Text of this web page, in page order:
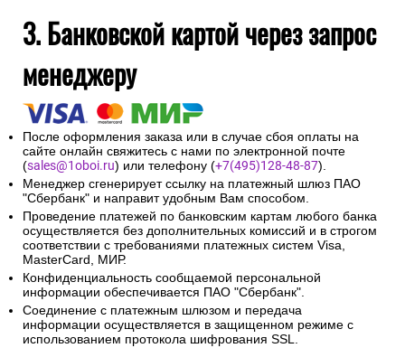
3. Банковской картой через запрос
менеджеру
После оформления заказа или в случае сбоя оплаты на
сайте онлайн свяжитесь с нами по электронной почте
(sales@1oboi.ru) или телефону (+7(495)128-48-87).
Менеджер сгенерирует ссылку на платежный шлюз ПАО
"Сбербанк" и направит удобным Вам способом.
Проведение платежей по банковским картам любого банка
осуществляется без дополнительных комиссий и в строгом
соответствии с требованиями платежных систем Visa,
MasterCard, МИР.
Конфиденциальность сообщаемой персональной
информации обеспечивается ПАО "Сбербанк".
Соединение с платежным шлюзом и передача
информации осуществляется в защищенном режиме с
использованием протокола шифрования SSL.